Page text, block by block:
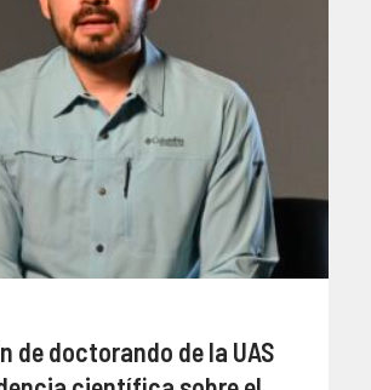
de doctorando de la UAS